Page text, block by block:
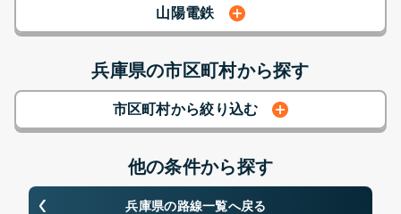
山陽電鉄
兵庫県の市区町村から探す
市区町村から絞り込む
他の条件から探す
兵庫県の路線一覧へ戻る